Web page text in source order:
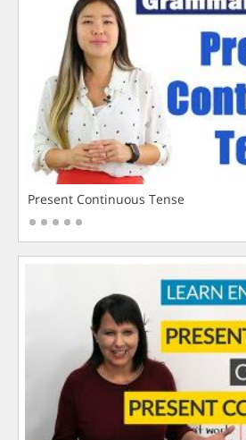
Present Continuous Tense